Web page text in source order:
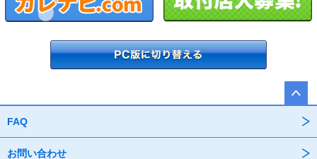
FAQ
お問い合わせ